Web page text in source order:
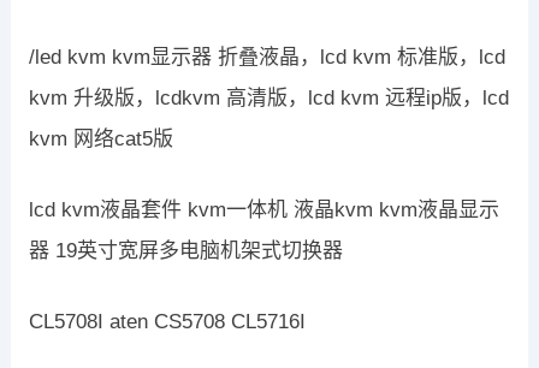
/led kvm kvm显示器 折叠液晶，lcd kvm 标准版，lcd
kvm 升级版，lcdkvm 高清版，lcd kvm 远程ip版，lcd
kvm 网络cat5版
lcd kvm液晶套件 kvm一体机 液晶kvm kvm液晶显示
器 19英寸宽屏多电脑机架式切换器
CL5708I aten CS5708 CL5716I